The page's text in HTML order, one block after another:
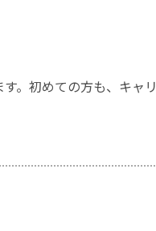
。初めての方も、キャ